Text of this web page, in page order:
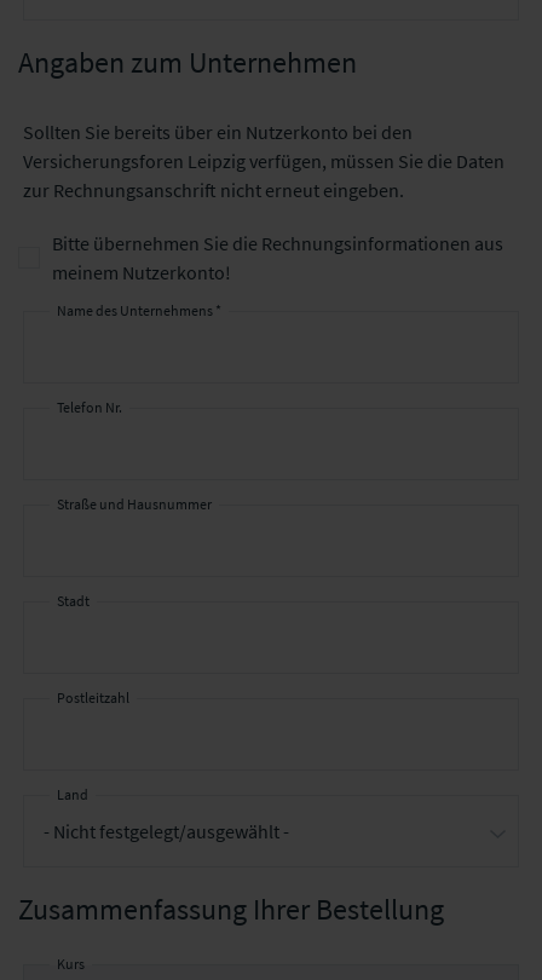
Angaben zum Unternehmen
Sollten Sie bereits über ein Nutzerkonto bei den
Versicherungsforen Leipzig verfügen, müssen Sie die Daten
zur Rechnungsanschrift nicht erneut eingeben.
Bitte übernehmen Sie die Rechnungsinformationen aus
meinem Nutzerkonto!
Name des Unternehmens *
Telefon Nr.
Straße und Hausnummer
Stadt
Postleitzahl
Land
Zusammenfassung Ihrer Bestellung
Kurs